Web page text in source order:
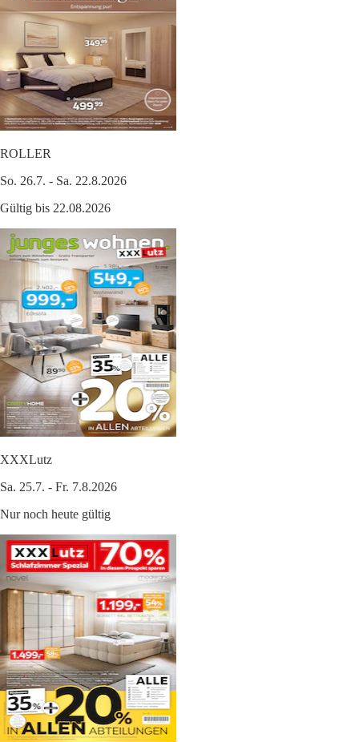
ROLLER
So. 26.7. - Sa. 22.8.2026
Gültig bis 22.08.2026
XXXLutz
Sa. 25.7. - Fr. 7.8.2026
Nur noch heute gültig